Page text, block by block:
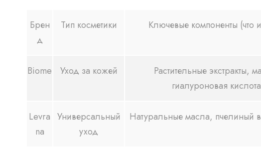
Брен
д
Тип косметики Ключевые компоненты (что
Biome Уход за кожей
Растительные экстракты,
гиалуроновая кислота
Levra
na
Универсальный
уход
Натуральные масла, пчелиный